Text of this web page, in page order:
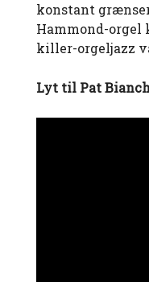
konstant
Hammond-
killer-orgeljazz
Lyt til Pat